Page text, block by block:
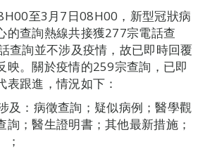
至3月7日08H00，新型冠狀病
的查詢熱線共接獲277宗電話查
查詢並不涉及疫情，故已即時回覆
映。關於疫情的259宗查詢，已即
表跟進，情況如下：
及：病徵查詢；疑似病例；醫學觀
詢；醫生證明書；其他最新措施；
；